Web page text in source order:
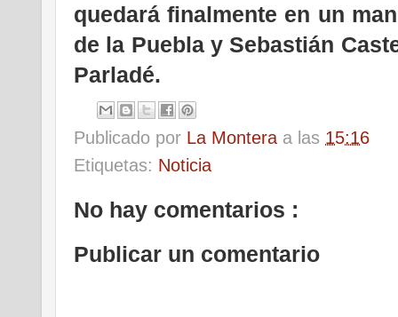
quedará finalmente en un
de la Puebla y Sebastián
Parladé.
Publicado por La Montera a las 15:16
Etiquetas: Noticia
No hay comentarios :
Publicar un comentario